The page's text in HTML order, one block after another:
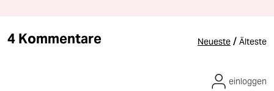
4 Kommentare Neueste / Älteste
einloggen